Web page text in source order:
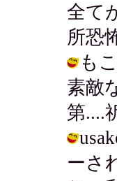
全て
所恐
も
素敵
第....
ーさ